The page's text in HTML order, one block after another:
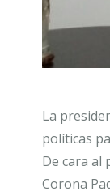
La
políticas
De cara al
Corona